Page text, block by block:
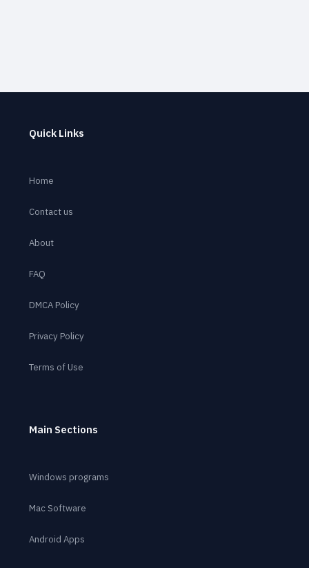
Quick Links
Home
Contact us
About
FAQ
DMCA Policy
Privacy Policy
Terms of Use
Main Sections
Windows programs
Mac Software
Android Apps